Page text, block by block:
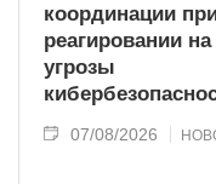
координации
реагировании на
угрозы
07/08/2026